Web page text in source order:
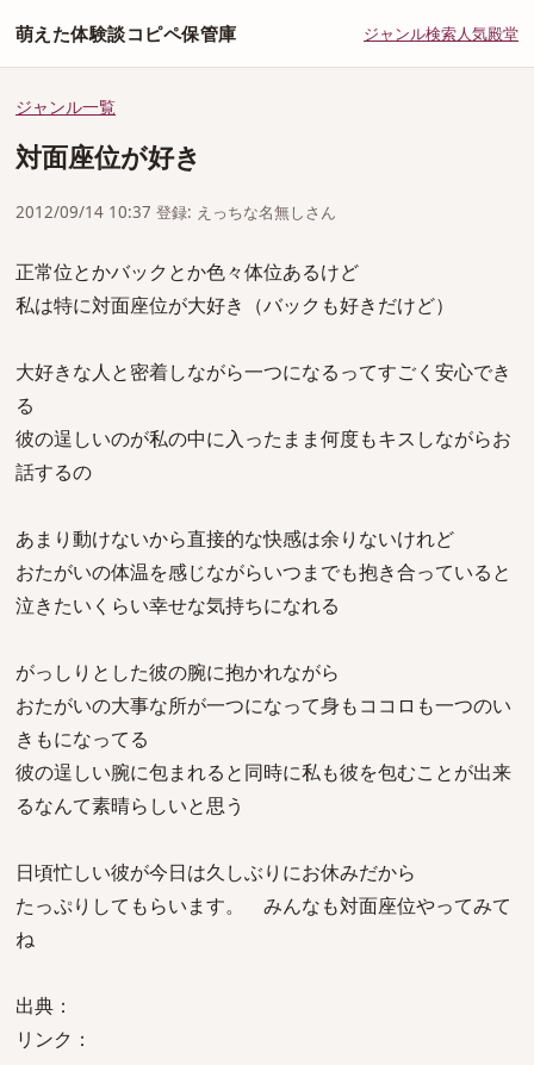
萌えた体験談コピペ保管庫 ジャンル検索人気殿堂
ジャンル一覧
対面座位が好き
2012/09/14 10:37 登録: えっちな名無しさん
正常位とかバックとか色々体位あるけど
私は特に対面座位が大好き（バックも好きだけど）
大好きな人と密着しながら一つになるってすごく安心でき
る
彼の逞しいのが私の中に入ったまま何度もキスしながらお
話するの
あまり動けないから直接的な快感は余りないけれど
おたがいの体温を感じながらいつまでも抱き合っていると
泣きたいくらい幸せな気持ちになれる
がっしりとした彼の腕に抱かれながら
おたがいの大事な所が一つになって身もココロも一つのい
きもになってる
彼の逞しい腕に包まれると同時に私も彼を包むことが出来
るなんて素晴らしいと思う
日頃忙しい彼が今日は久しぶりにお休みだから
たっぷりしてもらいます。 みんなも対面座位やってみて
ね
出典：
リンク：